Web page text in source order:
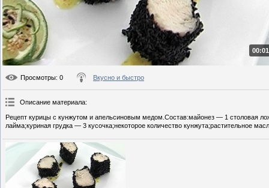
Просмотры: 0 Вкусно и быстро
Описание материала:
Рецепт курицы с кунжутом и апельсиновым медом.Состав:майонез — 1 столовая
лайма;куриная грудка — 3 кусочка;некоторое количество кунжута;растительное